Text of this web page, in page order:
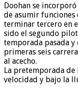
Doohan se
de asumir funciones
terminar tercero en
sido el segundo
temporada pasada
primeras seis
al acecho.
La pretemporada de
velocidad y bajo la